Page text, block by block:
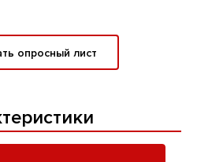
опросный лист